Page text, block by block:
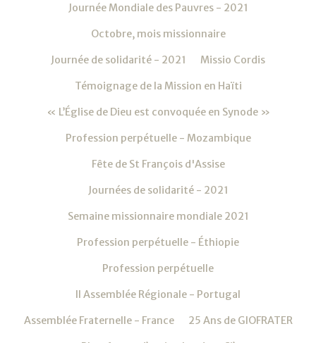
Journée Mondiale des Pauvres - 2021
Octobre, mois missionnaire
Journée de solidarité - 2021 Missio Cordis
Témoignage de la Mission en Haïti
« L’Église de Dieu est convoquée en Synode »
Profession perpétuelle - Mozambique
Fête de St François d'Assise
Journées de solidarité - 2021
Semaine missionnaire mondiale 2021
Profession perpétuelle - Éthiopie
Profession perpétuelle
II Assemblée Régionale - Portugal
Assemblée Fraternelle - France 25 Ans de GIOFRATER